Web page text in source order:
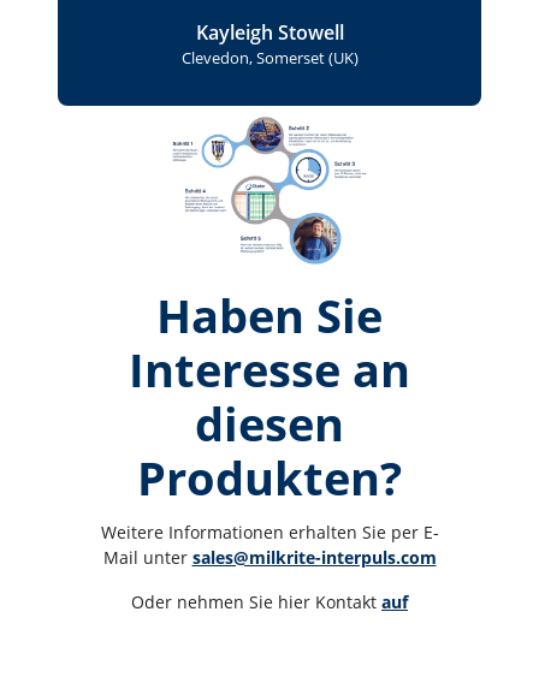
Kayleigh Stowell
Clevedon, Somerset (UK)
Haben Sie
Interesse an
diesen
Produkten?
Weitere Informationen erhalten Sie per E-
Mail unter sales@milkrite-interpuls.com
Oder nehmen Sie hier Kontakt auf